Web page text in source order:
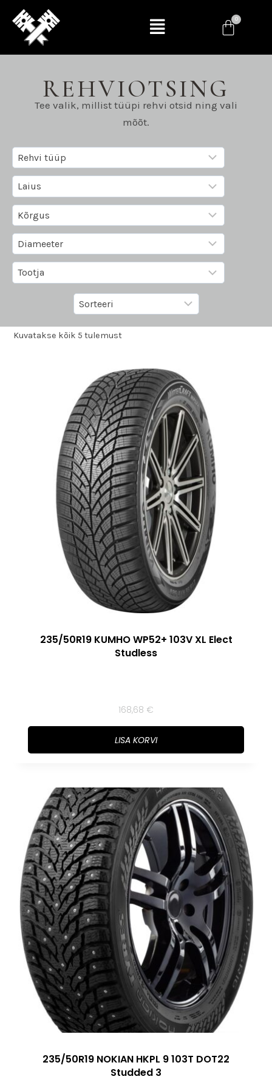
REHVIOTSING
Tee valik, millist tüüpi rehvi otsid ning vali
mõõt.
Kuvatakse kõik 5 tulemust
235/50R19 KUMHO WP52+ 103V XL Elect
Studless
168,68 €
LISA KORVI
235/50R19 NOKIAN HKPL 9 103T DOT22
Studded 3